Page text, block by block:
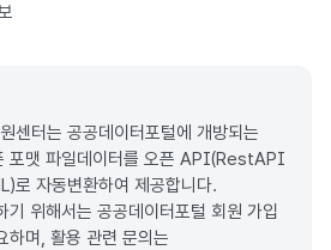
센터는 공공데이터포털에 개방되는
포맷 파일데이터를 오픈 API(RestAPI
로 자동변환하여 제공합니다.
위해서는 공공데이터포털 회원 가입
하며, 활용 관련 문의는